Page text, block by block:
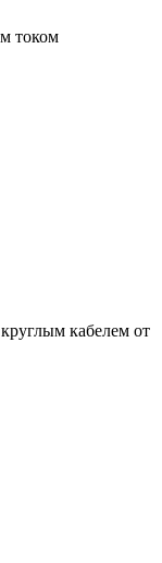
током
кабелем от